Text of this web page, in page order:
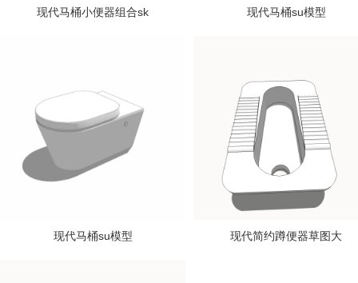
现代马桶小便器组合sk 现代马桶su模型
现代马桶su模型 现代简约蹲便器草图大